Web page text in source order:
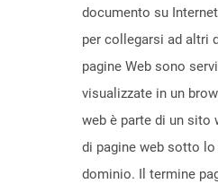
documento su
per collegarsi ad altri
pagine Web sono
visualizzate in un
web è parte di un sito
di pagine web sotto
dominio. Il termine